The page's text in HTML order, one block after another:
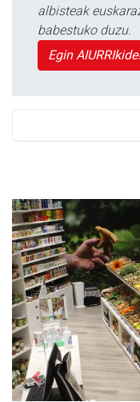
albisteak
babestuko duzu.
Egin AIURRIkide!
Previous